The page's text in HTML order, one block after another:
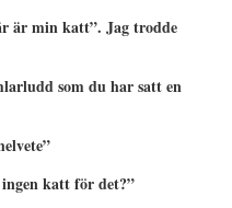
är min katt”. Jag trodde
som du har satt en
katt för det?”